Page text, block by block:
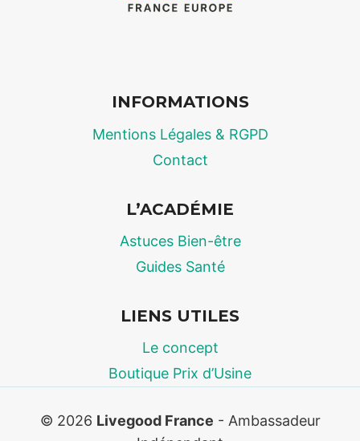
UNE
DURABLE
EFFICACE
INFORMATIONS
Mentions Légales & RGPD
Contact
L’ACADÉMIE
Astuces Bien-être
Guides Santé
LIENS UTILES
Le concept
Boutique Prix d’Usine
© 2026 Livegood France - Ambassadeur